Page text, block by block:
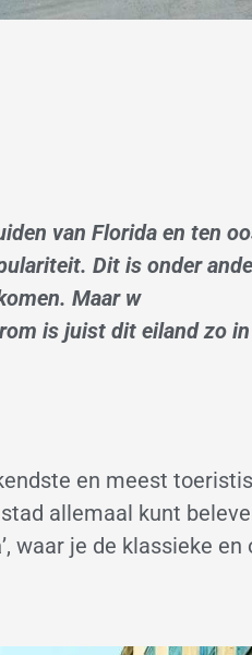
van Florida en ten
Dit is onder
Maar w
is juist dit eiland zo
en meest
allemaal kunt
’, waar je de klassieke